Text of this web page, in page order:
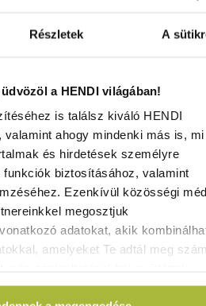
Részletek A
a HENDI világában!
is találsz kiváló HENDI
ahogy mindenki más is,
és hirdetések személyre
biztosításához, valamint
Ezenkívül közösségi
megosztjuk
adatokat, akik
amelyeket Te adtál meg
/ 450W – 240x322x(H)466 mm
265000
Ft
Ft+ ÁFA)